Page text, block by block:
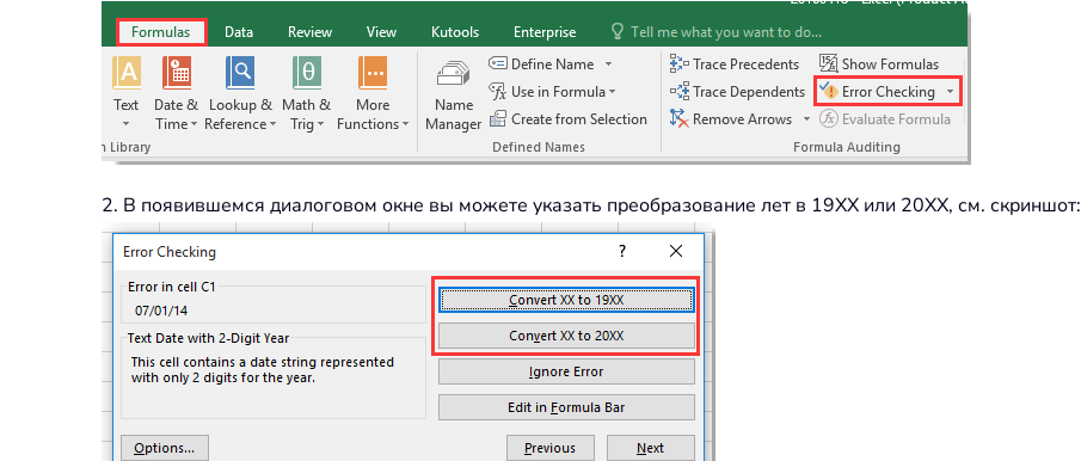
2. В появившемся диалоговом окне вы можете указать преобразование лет в 19XX или 20XX, см. скриншот: